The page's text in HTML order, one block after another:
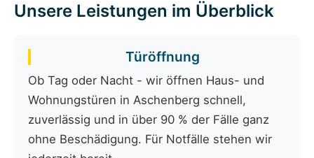
Unsere Leistungen im Überblick
Türöffnung
Ob Tag oder Nacht - wir öffnen Haus- und
Wohnungstüren in Aschenberg schnell,
zuverlässig und in über 90 % der Fälle ganz
ohne Beschädigung. Für Notfälle stehen wir